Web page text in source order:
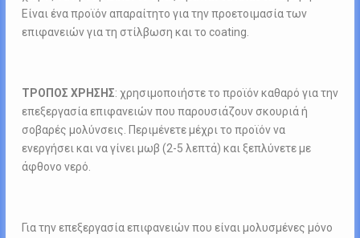
Είναι ένα προϊόν απαραίτητο για την προετοιμασία των
επιφανειών για τη στίλβωση και το coating.
ΤΡΟΠΟΣ ΧΡΗΣΗΣ: χρησιμοποιήστε το προϊόν καθαρό για την
επεξεργασία επιφανειών που παρουσιάζουν σκουριά ή
σοβαρές μολύνσεις. Περιμένετε μέχρι το προϊόν να
ενεργήσει και να γίνει μωβ (2-5 λεπτά) και ξεπλύνετε με
άφθονο νερό.
Για την επεξεργασία επιφανειών που είναι μολυσμένες μόνο